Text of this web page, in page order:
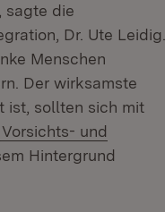
sagte die
Dr. Ute Leidig.
Menschen
Der wirksamste
ist, sollten sich mit
Vorsichts- und
Hintergrund